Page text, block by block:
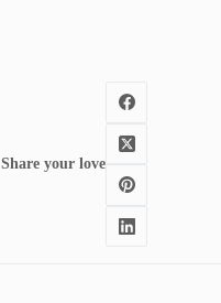
Share your love